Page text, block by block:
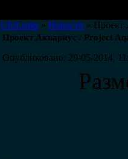
UfoLeaks » Новости » Проект
Проект Аквариус / Project
Опубликовано: 29-05-2014,